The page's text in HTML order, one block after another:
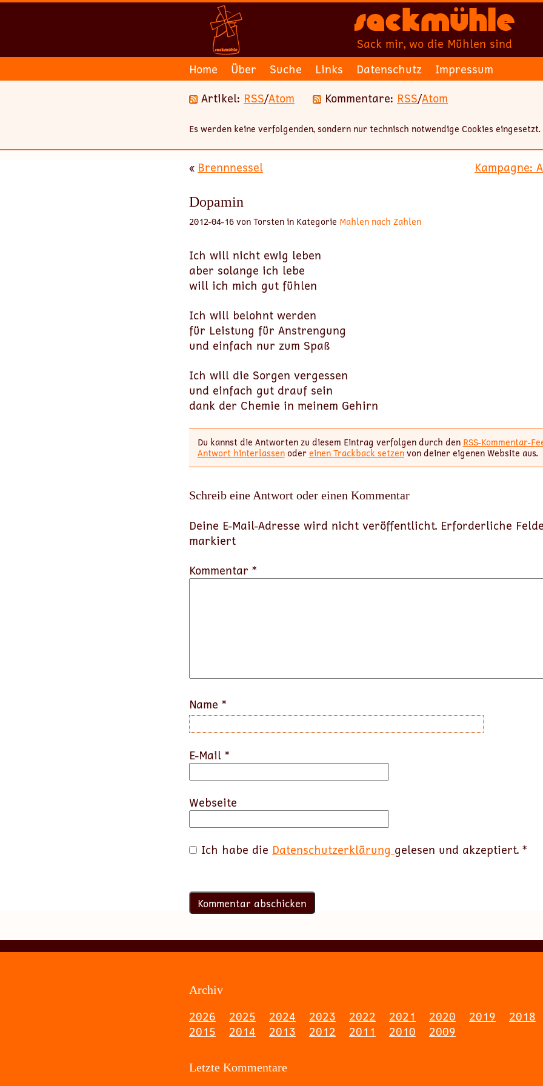
Sackmühle
Sack mir, wo die Mühlen sind
Home
Über Suche Links Datenschutz
Impressum
Artikel: RSS/Atom Kommentare: RSS/Atom
Es werden keine verfolgenden, sondern nur technisch notwendige Cookies eingesetzt.
« Brennnessel Kampagne:
Dopamin
2012-04-16 von Torsten in Kategorie Mahlen nach Zahlen
Ich will nicht ewig leben
aber solange ich lebe
will ich mich gut fühlen
Ich will belohnt werden
für Leistung für Anstrengung
und einfach nur zum Spaß
Ich will die Sorgen vergessen
und einfach gut drauf sein
dank der Chemie in meinem Gehirn
Du kannst die Antworten zu diesem Eintrag verfolgen durch den RSS-Kommentar-
Antwort hinterlassenodereinen Trackback setzenvon deiner eigenen Website aus.
Schreib eine Antwort oder einen Kommentar
Deine E-Mail-Adresse wird nicht veröffentlicht. Erforderliche
markiert
Kommentar *
Name *
E-Mail *
Webseite
Ich habe die Datenschutzerklärung gelesen und akzeptiert. *
Archiv
2026 2025 2024 2023 2022 2021 2020 2019 2018
2015
2014 2013 2012 2011 2010 2009
Letzte Kommentare